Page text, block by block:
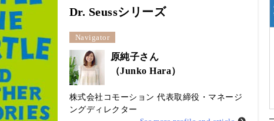
Dr. Seussシリーズ
Navigator
原純子さん
（Junko Hara）
株式会社コモーション 代表取締役・マネージ
ングディレクター